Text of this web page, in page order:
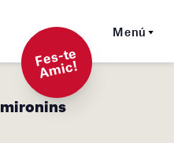
Menú
F
es-t
e
A
mi
c!
mironins